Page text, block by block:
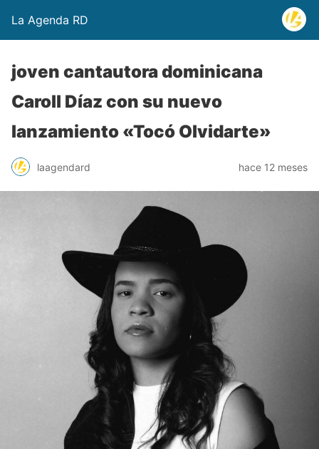
La Agenda RD
joven cantautora dominicana
Caroll Díaz con su nuevo
lanzamiento «Tocó Olvidarte»
laagendard hace 12 meses